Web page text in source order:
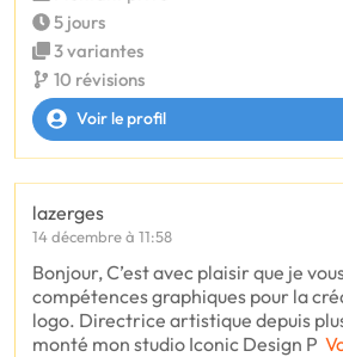
5 jours
3 variantes
10 révisions
Voir le profil
lazerges
14 décembre à 11:58
Bonjour, C’est avec plaisir que je
compétences graphiques pour la
logo. Directrice artistique depuis plus
monté mon studio Iconic Design P